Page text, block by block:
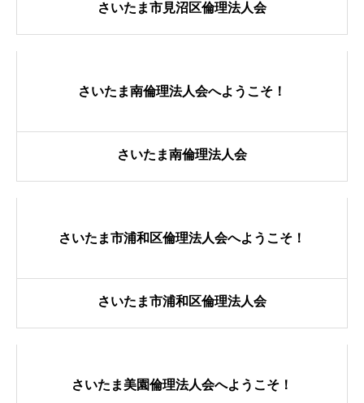
さいたま市見沼区倫理法人会
さいたま南倫理法人会へようこそ！
さいたま南倫理法人会
さいたま市浦和区倫理法人会へようこそ！
さいたま市浦和区倫理法人会
さいたま美園倫理法人会へようこそ！